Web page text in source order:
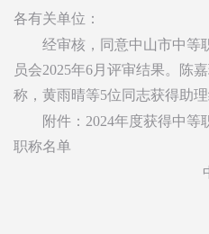
各有关单位：
经审核，同意中山市中等
员会2025年6月评审结果。陈
称，黄雨晴等5位同志获得助理
附件：2024年度获得中等
职称名单